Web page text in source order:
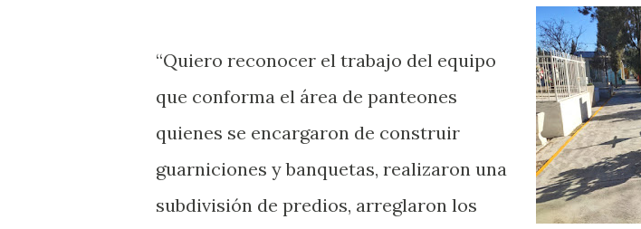
“Quiero reconocer el trabajo del equipo
que conforma el área de panteones
quienes se encargaron de construir
guarniciones y banquetas, realizaron una
subdivisión de predios, arreglaron los